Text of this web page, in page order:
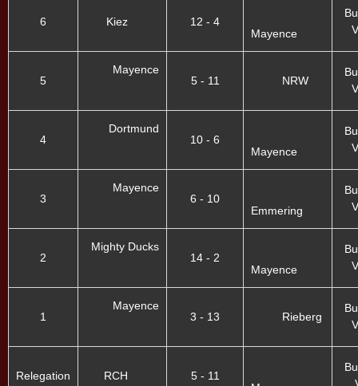
6 Kiez
12 - 4
Mayence
5
Mayence
5 - 11
NRW
4
Dortmund
10 - 6
Mayence
3
Mayence
6 - 10
Emmering
2
Mighty Ducks
14 - 2
Mayence
1
Mayence
3 - 13
Rieberg
Relegation RCH
5 - 11